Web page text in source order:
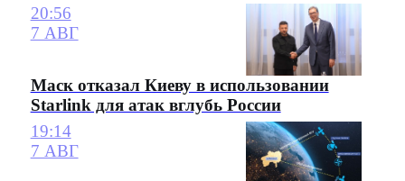
20:56
7 АВГ
Маск отказал Киеву в использовании
Starlink для атак вглубь России
19:14
7 АВГ